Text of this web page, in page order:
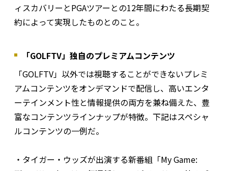
ィスカバリーとPGAツアーとの12年間にわたる長期契
約によって実現したものとのこと。
「GOLFTV」独自のプレミアムコンテンツ
「GOLFTV」以外では視聴することができないプレミ
アムコンテンツをオンデマンドで配信し、高いエンタ
ーテインメント性と情報提供の両方を兼ね備えた、豊
富なコンテンツラインナップが特徴。下記はスペシャ
ルコンテンツの一例だ。
・タイガー・ウッズが出演する新番組「My Game: